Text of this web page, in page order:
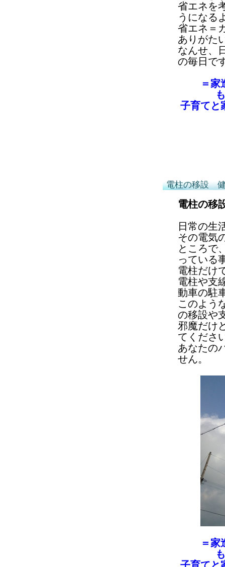
省エネを
うになる
省エネ＝
ありがた
なんせ、
の毎日で
＝家
子育てと
電柱の移設 健
電柱の移
日常の生
その電気
ところで
っている
電柱だけ
電柱や支
動車の駐
このよう
の移設や
邪魔だけ
てくださ
あなたの
せん。
＝家